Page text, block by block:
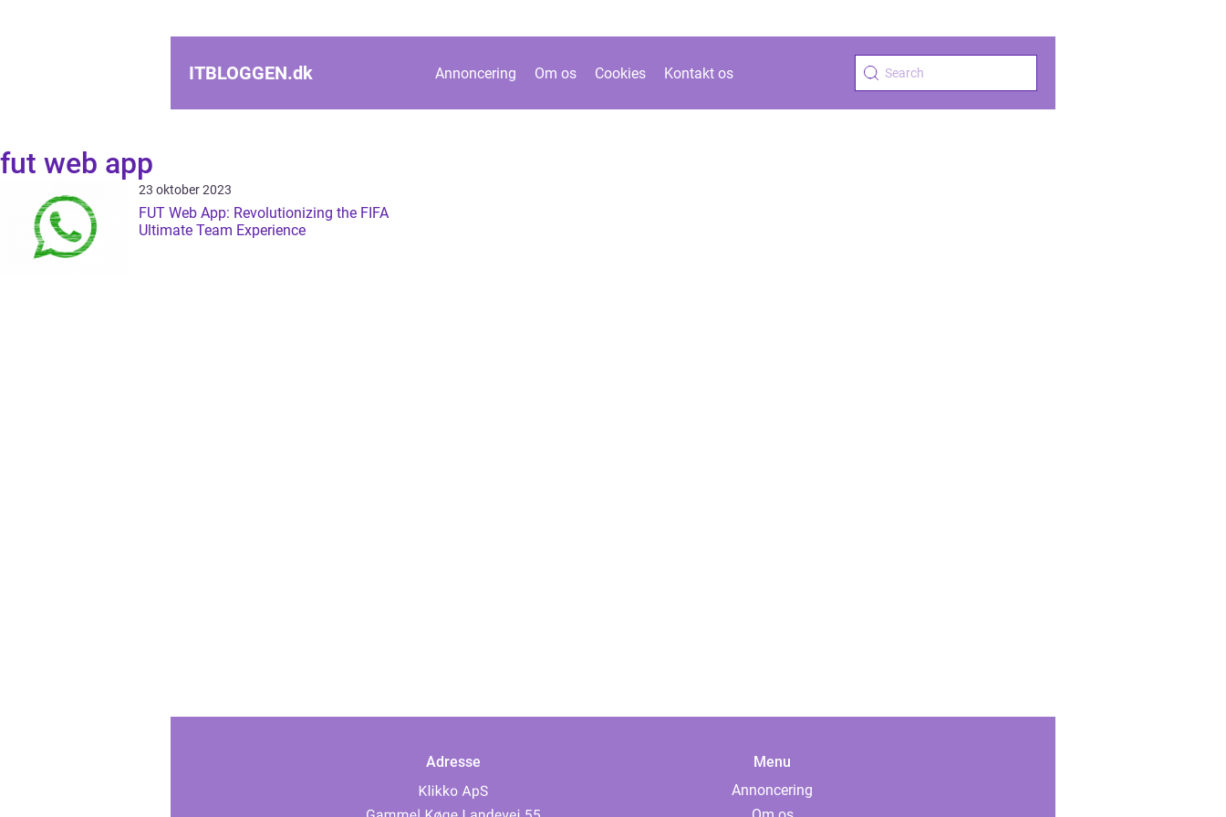
ITBLOGGEN.dk Annoncering Om os Cookies Kontakt os
fut web app
23 oktober 2023
FUT Web App: Revolutionizing the FIFA
Ultimate Team Experience
Adresse
Menu
Annoncering